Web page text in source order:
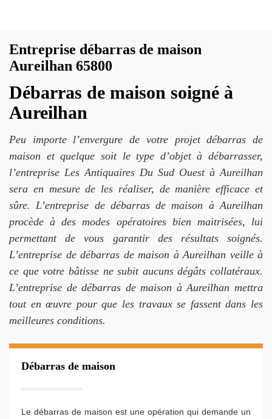
Entreprise débarras de maison
Aureilhan 65800
Débarras de maison soigné à
Aureilhan
Peu importe l’envergure de votre projet débarras de
maison et quelque soit le type d’objet à débarrasser,
l’entreprise Les Antiquaires Du Sud Ouest à Aureilhan
sera en mesure de les réaliser, de manière efficace et
sûre. L’entreprise de débarras de maison à Aureilhan
procède à des modes opératoires bien maitrisées, lui
permettant de vous garantir des résultats soignés.
L’entreprise de débarras de maison à Aureilhan veille à
ce que votre bâtisse ne subit aucuns dégâts collatéraux.
L’entreprise de débarras de maison à Aureilhan mettra
tout en œuvre pour que les travaux se fassent dans les
meilleures conditions.
Débarras de maison
Le débarras de maison est une opération qui demande un